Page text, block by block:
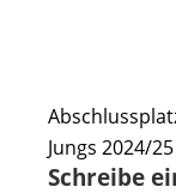
Jungs 2024/25
Schreibe